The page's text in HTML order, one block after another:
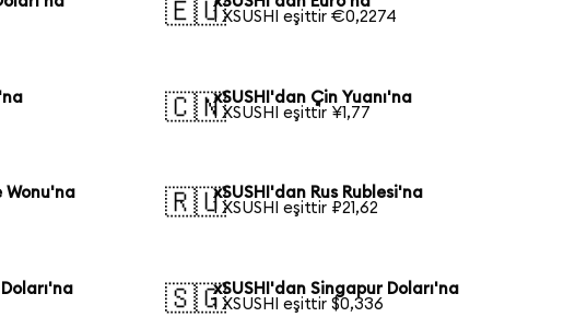
🇪🇺1 XSUSHI eşittir €0,2274
🇨🇳xSUSHI'dan Çin Yuanı'na
1 XSUSHI eşittir ¥1,77
Wonu'na
🇷🇺xSUSHI'dan Rus Rublesi'na
1 XSUSHI eşittir ₽21,62
🇸🇬xSUSHI'dan Singapur Doları'na
1 XSUSHI eşittir $0,336